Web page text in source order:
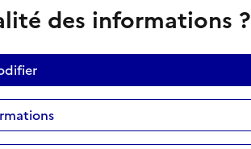
des informations ?